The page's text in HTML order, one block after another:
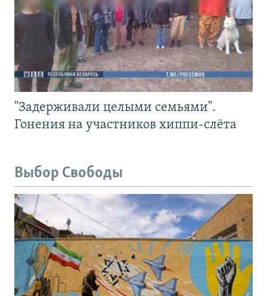
"Задерживали целыми семьями".
Гонения на участников хиппи-слёта
Выбор Свободы